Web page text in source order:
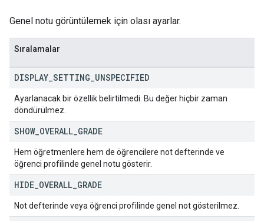
Genel notu görüntülemek için olası ayarlar.
Sıralamalar
DISPLAY SETTING UNSPECIFIED
Ayarlanacak bir özellik belirtilmedi. Bu değer hiçbir zaman
döndürülmez.
SHOW_ OVERALL GRADE
Hem öğretmenlere hem de öğrencilere not defterinde ve
öğrenci profilinde genel notu gösterir.
HIDE OVERALL GRADE
Not defterinde veya öğrenci profilinde genel not gösterilmez.